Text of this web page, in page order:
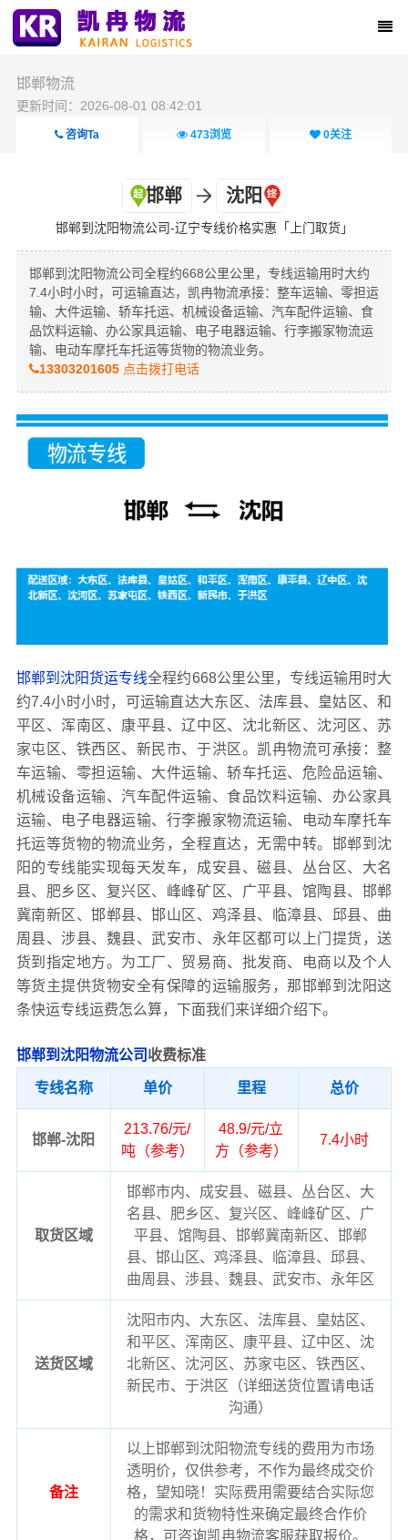
邯郸物流
更新时间：2026-08-01 08:42:01
咨询Ta 473浏览 0关注
邯郸 沈阳
邯郸到沈阳物流公司-辽宁专线价格实惠「上门取货」
邯郸到沈阳物流公司全程约668公里公里，专线运输用时大约
7.4小时小时，可运输直达，凯冉物流承接：整车运输、零担运
输、大件运输、轿车托运、机械设备运输、汽车配件运输、食
品饮料运输、办公家具运输、电子电器运输、行李搬家物流运
输、电动车摩托车托运等货物的物流业务。
13303201605点击拨打电话
邯郸到沈阳货运专线全程约668公里公里，专线运输用时大
约7.4小时小时，可运输直达大东区、法库县、皇姑区、和
平区、浑南区、康平县、辽中区、沈北新区、沈河区、苏
家屯区、铁西区、新民市、于洪区。凯冉物流可承接：整
车运输、零担运输、大件运输、轿车托运、危险品运输、
机械设备运输、汽车配件运输、食品饮料运输、办公家具
运输、电子电器运输、行李搬家物流运输、电动车摩托车
托运等货物的物流业务，全程直达，无需中转。邯郸到沈
阳的专线能实现每天发车，成安县、磁县、丛台区、大名
县、肥乡区、复兴区、峰峰矿区、广平县、馆陶县、邯郸
冀南新区、邯郸县、邯山区、鸡泽县、临漳县、邱县、曲
周县、涉县、魏县、武安市、永年区都可以上门提货，送
货到指定地方。为工厂、贸易商、批发商、电商以及个人
等货主提供货物安全有保障的运输服务，那邯郸到沈阳这
条快运专线运费怎么算，下面我们来详细介绍下。
邯郸到沈阳物流公司 收费标准
专线名称 单价 里程 总价
邯郸-沈阳
213.76/元/
吨（参考）
48.9/元/立
方（参考）
7.4小时
取货区域
邯郸市内、成安县、磁县、丛台区、大
名县、肥乡区、复兴区、峰峰矿区、广
平县、馆陶县、邯郸冀南新区、邯郸
县、邯山区、鸡泽县、临漳县、邱县、
曲周县、涉县、魏县、武安市、永年区
送货区域
沈阳市内、大东区、法库县、皇姑区、
和平区、浑南区、康平县、辽中区、沈
北新区、沈河区、苏家屯区、铁西区、
新民市、于洪区（详细送货位置请电话
沟通）
备注
以上邯郸到沈阳物流专线的费用为市场
透明价，仅供参考，不作为最终成交价
格，望知晓！实际费用需要结合实际您
的需求和货物特性来确定最终合作价
格，可咨询凯冉物流客服获取报价。